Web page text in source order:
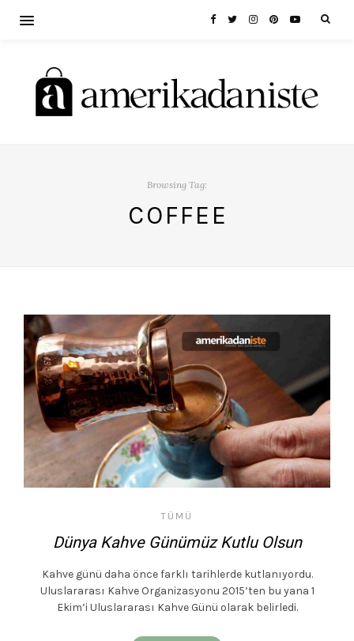
Browsing Tag:
COFFEE
TÜMÜ
Dünya Kahve Günümüz Kutlu Olsun
Kahve günü daha önce farklı tarihlerde kutlanıyordu.
Uluslararası Kahve Organizasyonu 2015’ten bu yana 1
Ekim’i Uluslararası Kahve Günü olarak belirledi.